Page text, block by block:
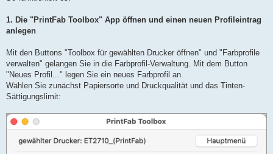
1. Die "PrintFab Toolbox" App öffnen und einen neuen Profileintrag
anlegen
Mit den Buttons "Toolbox für gewählten Drucker öffnen" und "Farbprofile
verwalten" gelangen Sie in die Farbprofil-Verwaltung. Mit dem Button
"Neues Profil..." legen Sie ein neues Farbprofil an.
Wählen Sie zunächst Papiersorte und Druckqualität und das Tinten-
Sättigungslimit: